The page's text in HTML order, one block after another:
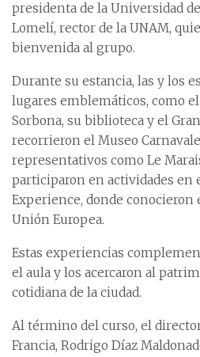
presidenta de la Universidad
Lomelí, rector de la UNAM,
bienvenida al grupo.
Durante su estancia, las y los
lugares emblemáticos, como
Sorbona, su biblioteca y el
recorrieron el Museo
representativos como Le
participaron en actividades en
Experience, donde
Unión Europea.
Estas experiencias
el aula y los acercaron al
cotidiana de la ciudad.
Al término del curso, el
Francia, Rodrigo Díaz